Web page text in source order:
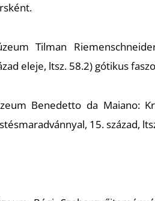
Tilman
eleje, ltsz. 58.2) gótikus
Benedetto da Maiano:
15. század,